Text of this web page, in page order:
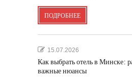
ПОДРОБНЕЕ
15.07.2026
Как выбрать отель в Минске:
важные нюансы